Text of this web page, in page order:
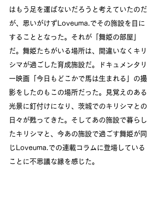
はもう足を運ばないだろうと考えていたのだ
が、思いがけずLoveuma.でその施設を目に
することとなった。それが「舞姫の部屋」
だ。舞姫たちがいる場所は、間違いなくキリ
シマが過ごした育成施設だ。ドキュメンタリ
ー映画「今日もどこかで馬は生まれる」の撮
影をしたのもこの場所だった。見覚えのある
光景に釘付けになり、茨城でのキリシマとの
日々が甦ってきた。そしてあの施設で暮らし
たキリシマと、今あの施設で過ごす舞姫が同
じLoveuma.での連載コラムに登場している
ことに不思議な縁を感じた。